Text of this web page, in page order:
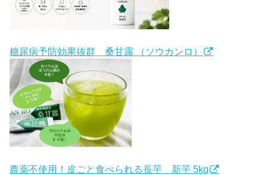
糖尿病予防効果抜群 桑甘露 （ソウカンロ）
農薬不使用！皮ごと食べられる長芋 新芋 5kg